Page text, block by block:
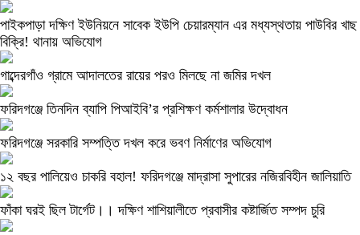
পাইকপাড়া দক্ষিণ ইউনিয়নে সাবেক ইউপি চেয়ারম্যান এর মধ্যস্থতায় পাউবির খাছ
বিক্রি! থানায় অভিযোগ
গাব্দেরগাঁও গ্রামে আদালতের রায়ের পরও মিলছে না জমির দখল
ফরিদগঞ্জে তিনদিন ব্যাপি পিআইবি’র প্রশিক্ষণ কর্মশালার উদ্বোধন
ফরিদগঞ্জে সরকারি সম্পত্তি দখল করে ভবণ নির্মাণের অভিযোগ
১২ বছর পালিয়েও চাকরি বহাল! ফরিদগঞ্জে মাদ্রাসা সুপারের নজিরবিহীন জালিয়াতি
ফাঁকা ঘরই ছিল টার্গেট।। দক্ষিণ শাশিয়ালীতে প্রবাসীর কষ্টার্জিত সম্পদ চুরি